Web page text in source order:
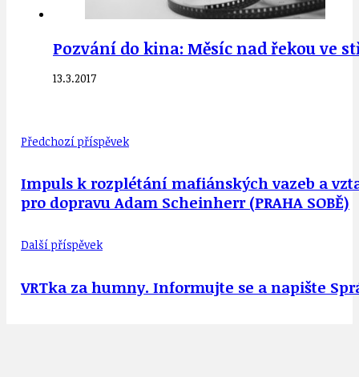
Pozvání do kina: Měsíc nad řekou ve
13.3.2017
Předchozí příspěvek
Impuls k rozplétání mafiánských vazeb a
pro dopravu Adam Scheinherr (PRAHA SOBĚ)
Další příspěvek
VRTka za humny. Informujte se a napište